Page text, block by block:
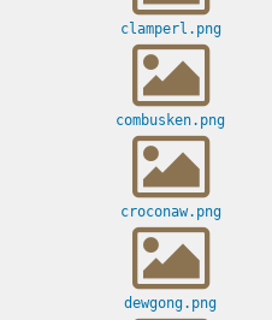
clamperl.png
combusken.png
croconaw.png
dewgong.png